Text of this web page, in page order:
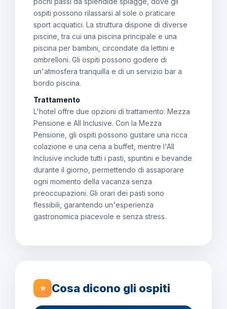
ospiti possono rilassarsi al sole o praticare
sport acquatici. La struttura dispone di diverse
piscine, tra cui una piscina principale e una
piscina per bambini, circondate da lettini e
ombrelloni. Gli ospiti possono godere di
un'atmosfera tranquilla e di un servizio bar a
bordo piscina.
Trattamento
L'hotel offre due opzioni di trattamento: Mezza
Pensione e All Inclusive. Con la Mezza
Pensione, gli ospiti possono gustare una ricca
colazione e una cena a buffet, mentre l'All
Inclusive include tutti i pasti, spuntini e bevande
durante il giorno, permettendo di assaporare
ogni momento della vacanza senza
preoccupazioni. Gli orari dei pasti sono
flessibili, garantendo un'esperienza
gastronomica piacevole e senza stress.
⭐ Cosa dicono gli ospiti